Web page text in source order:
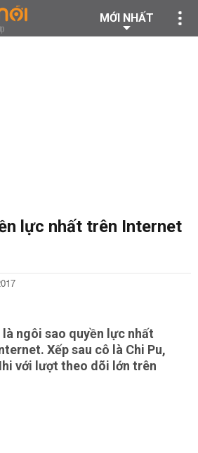
MỚI NHẤT
lực nhất trên Internet
ngôi sao quyền lực nhất
Xếp sau cô là Chi Pu,
với lượt theo dõi lớn trên